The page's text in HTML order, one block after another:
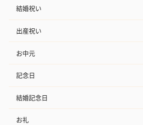
結婚祝い
出産祝い
お中元
記念日
結婚記念日
お礼